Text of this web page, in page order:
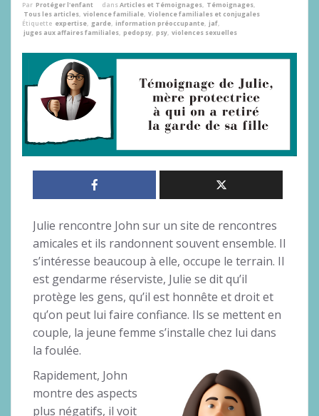
Par Protéger l'enfant dansArticles et Témoignages, Témoignages,
Tous les articles, violence familiale, Violence familiales et conjugales
Étiquette expertise, garde, information préoccupante, jaf,
juges aux affaires familiales, pedopsy, psy, violences sexuelles
Julie rencontre John sur un site de rencontres
amicales et ils randonnent souvent ensemble. Il
s’intéresse beaucoup à elle, occupe le terrain. Il
est gendarme réserviste, Julie se dit qu’il
protège les gens, qu’il est honnête et droit et
qu’on peut lui faire confiance. Ils se mettent en
couple, la jeune femme s’installe chez lui dans
la foulée.
Rapidement, John
montre des aspects
plus négatifs, il voit